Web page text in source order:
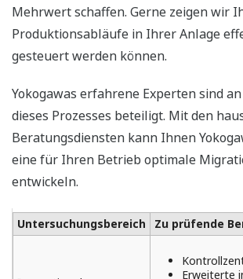
Mehrwert schaffen. Gerne zeigen wir
Produktionsabläufe in Ihrer Anlage
gesteuert werden können.
Yokogawas erfahrene Experten sind
dieses Prozesses beteiligt. Mit den
Beratungsdiensten kann Ihnen
eine für Ihren Betrieb optimale
entwickeln.
Untersuchungsbereich Zu prüfende
Erweiterte